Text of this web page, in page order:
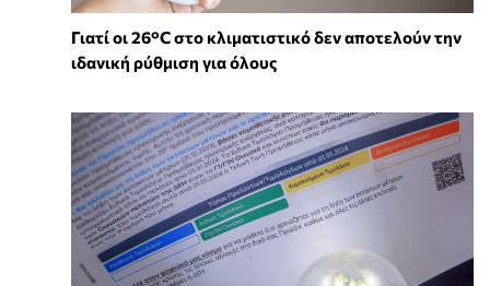
Γιατί οι 26°C στο κλιματιστικό δεν αποτελούν την
ιδανική ρύθμιση για όλους